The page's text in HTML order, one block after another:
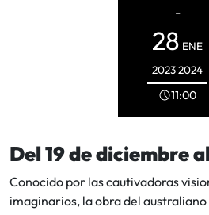
-
28 ENE
20232024
11:00
Del 19 de diciembre
Conocido por las cautivadoras
imaginarios, la obra del